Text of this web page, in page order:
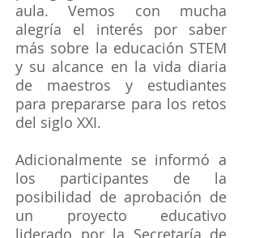
aula. Vemos con mucha
alegría el interés por saber
más sobre la educación STEM
y su alcance en la vida diaria
de maestros y estudiantes
para prepararse para los retos
del siglo XXI.
Adicionalmente se informó a
los participantes de la
posibilidad de aprobación de
un proyecto educativo
liderado por la Secretaría de